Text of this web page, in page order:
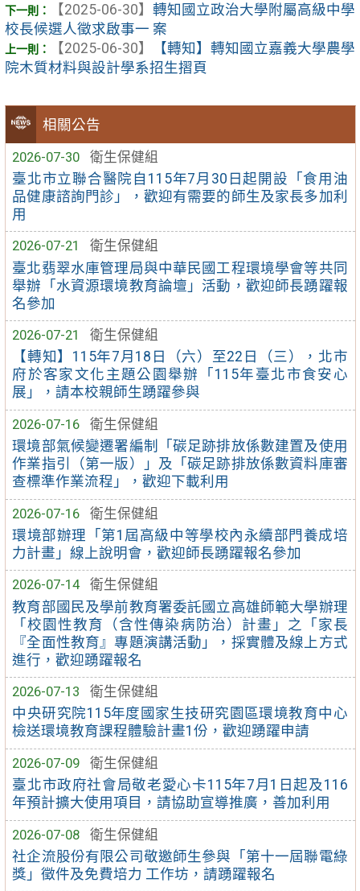
相關公告
2026-07-30
衛生保健組
臺北市立聯合醫院自115年7月30日起開設「食用油
品健康諮詢門診」，歡迎有需要的師生及家長多加利
用
2026-07-21
衛生保健組
臺北翡翠水庫管理局與中華民國工程環境學會等共同
舉辦「水資源環境教育論壇」活動，歡迎師長踴躍報
名參加
2026-07-21
衛生保健組
【轉知】115年7月18日（六）至22日（三），北市
府於客家文化主題公園舉辦「115年臺北市食安心
展」，請本校親師生踴躍參與
2026-07-16
衛生保健組
環境部氣候變遷署編制「碳足跡排放係數建置及使用
作業指引（第一版）」及「碳足跡排放係數資料庫審
查標準作業流程」，歡迎下載利用
2026-07-16
衛生保健組
環境部辦理「第1屆高級中等學校內永續部門養成培
力計畫」線上說明會，歡迎師長踴躍報名參加
2026-07-14
衛生保健組
教育部國民及學前教育署委託國立高雄師範大學辦理
「校園性教育（含性傳染病防治）計畫」之「家長
『全面性教育』專題演講活動」，採實體及線上方式
進行，歡迎踴躍報名
2026-07-13
衛生保健組
中央研究院115年度國家生技研究園區環境教育中心
檢送環境教育課程體驗計畫1份，歡迎踴躍申請
2026-07-09
衛生保健組
臺北市政府社會局敬老愛心卡115年7月1日起及116
年預計擴大使用項目，請協助宣導推廣，善加利用
2026-07-08
衛生保健組
社企流股份有限公司敬邀師生參與「第十一屆聯電綠
獎」徵件及免費培力 工作坊，請踴躍報名
【2025-06-30】 轉知國立政治大學附屬高級中學
校長候選人徵求啟事一 案
【2025-06-30】
【轉知】轉知國立嘉義大學農學
院木質材料與設計學系招生摺頁